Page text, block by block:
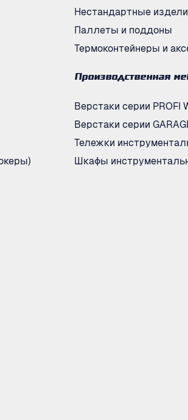
Нестандартные
Паллеты и поддоны
Термоконтейнеры и
Производственная
Верстаки серии PROFI
Верстаки серии
Тележки
Шкафы